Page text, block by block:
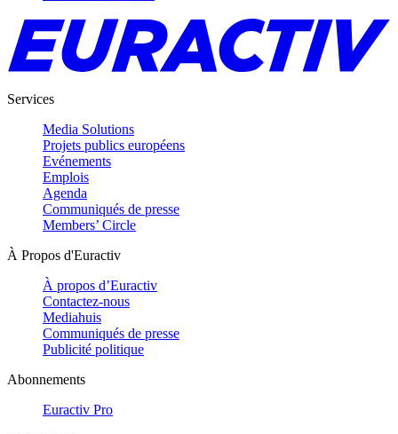
Services
Media Solutions
Projets publics européens
Evénements
Emplois
Agenda
Communiqués de presse
Members’ Circle
À Propos d'Euractiv
À propos d’Euractiv
Contactez-nous
Mediahuis
Communiqués de presse
Publicité politique
Abonnements
Euractiv Pro